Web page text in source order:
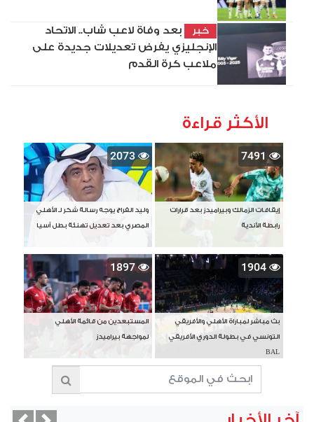
خبر
بعد وفاة لاعب شاب.. الاتحاد
الإنجليزي يفرض تعديلات جديدة على
ملاعب كرة القدم
الأكثر قراءة
7491
إيقافات الزمالك وبيراميدز بعد قرارات
رابطة الأندية
2073
وليد الفراج يوجه رسالة شكر لـ الأهلي
المصري بعد تعديل تهنئة بطل آسيا
1904
بث مباشر لمباراة الأهلي والأفريقي
التونسي في بطولة الدوري الأفريقي
BAL
1897
المستبعدين من قائمة الأهلي
لمواجهة بيراميدز